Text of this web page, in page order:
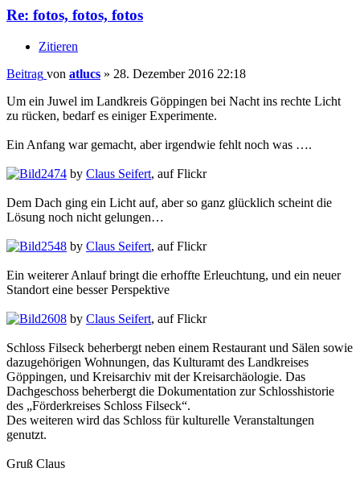
Re: fotos, fotos, fotos
Zitieren
Beitrag von atlucs » 28. Dezember 2016 22:18
Um ein Juwel im Landkreis Göppingen bei Nacht ins rechte Licht
zu rücken, bedarf es einiger Experimente.
Ein Anfang war gemacht, aber irgendwie fehlt noch was ….
2474 by Claus Seifert, auf Flickr
Dem Dach ging ein Licht auf, aber so ganz glücklich scheint die
Lösung noch nicht gelungen…
2548 by Claus Seifert, auf Flickr
Ein weiterer Anlauf bringt die erhoffte Erleuchtung, und ein neuer
Standort eine besser Perspektive
2608 by Claus Seifert, auf Flickr
Schloss Filseck beherbergt neben einem Restaurant und Sälen sowie
dazugehörigen Wohnungen, das Kulturamt des Landkreises
Göppingen, und Kreisarchiv mit der Kreisarchäologie. Das
Dachgeschoss beherbergt die Dokumentation zur Schlosshistorie
des „Förderkreises Schloss Filseck“.
Des weiteren wird das Schloss für kulturelle Veranstaltungen
genutzt.
Gruß Claus